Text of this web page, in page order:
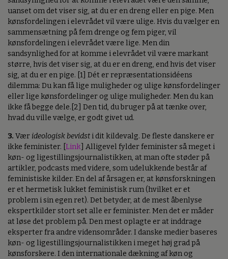
uanset om det viser sig, at du er en dreng eller en pige. Men
kønsfordelingen i elevrådet vil være ulige. Hvis du vælger en
sammensætning på fem drenge og fem piger, vil
kønsfordelingen i elevrådet være lige. Men din
sandsynlighed for at komme i elevrådet vil være markant
større, hvis det viser sig, at du er en dreng, end hvis det viser
sig, at du er en pige. [1] Dét er repræsentationsidéens
dilemma: Du kan få lige muligheder og ulige kønsfordelinger
eller lige kønsfordelinger og ulige muligheder. Men du kan
ikke få begge dele.[2] Den tid, du bruger på at tænke over,
hvad du ville vælge, er godt givet ud.
3. Vær ideologisk bevidst i dit kildevalg. De fleste danskere er
ikke feminister. [ Link ] Alligevel fylder feminister så meget i
køn- og ligestillingsjournalistikken, at man ofte støder på
artikler, podcasts med videre, som udelukkende består af
feministiske kilder. En del af årsagen er, at kønsforskningen
er et hermetisk lukket feministisk rum (hvilket er et
problem i sin egen ret). Det betyder, at de mest åbenlyse
ekspertkilder stort set alle er feminister. Men det er måder
at løse det problem på. Den mest oplagte er at inddrage
eksperter fra andre vidensområder. I danske medier baseres
køn- og ligestillingsjournalistikken i meget høj grad på
kønsforskere. I den internationale dækning af køn og